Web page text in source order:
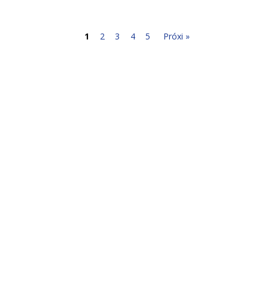
1 2 3 4 5 Próxi »